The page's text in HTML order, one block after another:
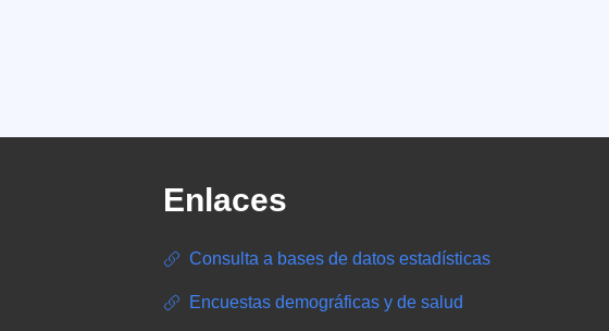
Enlaces
Consulta a bases de datos estadísticas
Encuestas demográficas y de salud